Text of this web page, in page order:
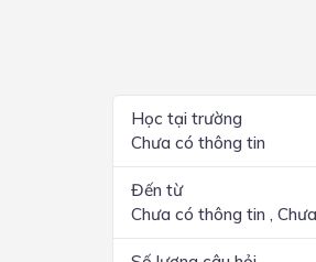
Lớp 2
Học tại trường
Chưa có thông tin
Đến từ
Chưa có thông tin ,